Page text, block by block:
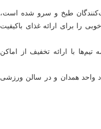
غذایی برای شرکت‌کنندگان طبخ و سرو شده است،
را برای ارائه غذای باکیفیت
با ارائه تخفیف از اماکن
آزاد واحد همدان و در سالن ورزشی